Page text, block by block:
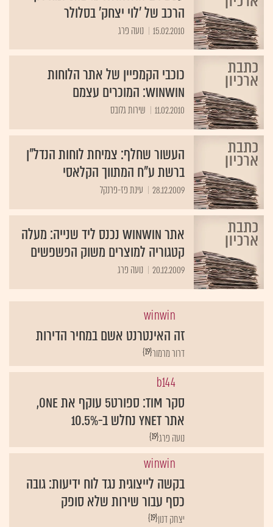
הרכב של 'לוי יצחק' בסלולר
15.02.2010 נועה פרג
כוכבי הקמפיין של אתר הלוחות
winwin: המוכרים עצמם
11.02.2010 שירות גלובס
העשור שחלף: צמיחת לוחות הנדל"ן
ברשת ע"ח המתווך הקלאסי
28.12.2009 עינת פז-פרנקל
אתר winwin נכנס ליד שנייה: מעלה
קטגוריה למוצרים משוק הפשפשים
20.12.2009 נועה פרג
winwin
זה האינטרנט אשם במחיר הדירות
{19}דרור מרמור
b144
סקר TIM: ספורט5 עוקף את ONE,
אתר ynet נחלש ב-10.5%
{19}
winwin
בקשה לייצוגית נגד לוח ידיעות: גובה
כסף עבור שירות שלא סופק
{19}יצחק דנון